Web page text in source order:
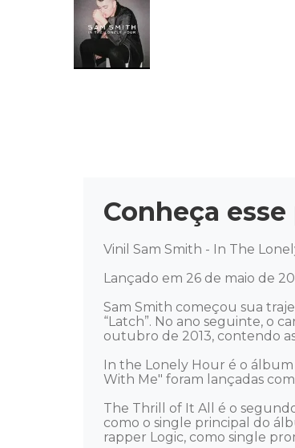
Conheça
Vinil Sam Smith - In The
Lançado em 26 de maio de
Sam Smith começou sua
“Latch”. No ano seguinte, o
outubro de 2013, contendo
In the Lonely Hour é o álbum
With Me" foram lançadas
The Thrill of It All é o
como o single principal do
rapper Logic, como single